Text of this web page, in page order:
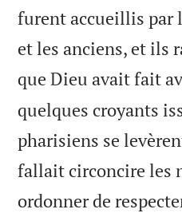
furent accueillis par
et les anciens, et ils
que Dieu avait fait
quelques croyants
pharisiens se
fallait circoncire les
ordonner de